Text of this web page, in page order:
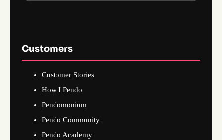
Customers
Customer Stories
How I Pendo
Pendomonium
Pendo Community
Pendo Academy